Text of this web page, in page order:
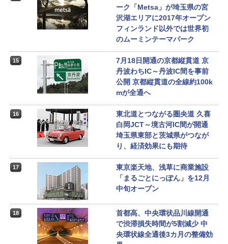
ーク「Metsa」が埼玉県の宮
沢湖エリアに2017年オープン
フィンランド以外では世界初
のムーミンテーマパーク
15
7月18日開通の京都縦貫道 京
丹波わちIC～丹波IC間を事前
公開 京都縦貫道の全線約100k
mが全通へ
16
東北道とつながる圏央道 久喜
白岡JCT～境古河IC間が開通
埼玉県東部と茨城県がつなが
り、経済効果にも期待
17
東京楽天地、浅草に商業施設
「まるごとにっぽん」を12月
中旬オープン
18
首都高、中央環状品川線開通
で渋滞損失時間が5割減少 中
央環状線全通後3カ月の整備効